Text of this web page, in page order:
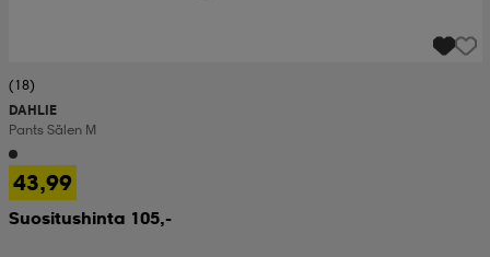
(18)
DAHLIE
Pants Sälen M
43,99
Suositushinta 105,-